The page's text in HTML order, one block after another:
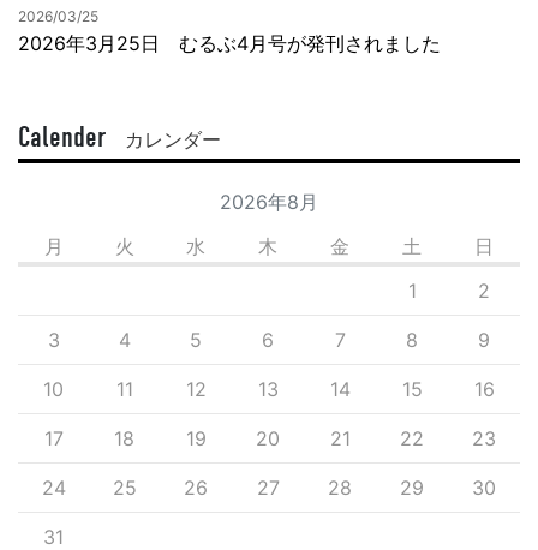
2026/03/25
2026年3月25日 むるぶ4月号が発刊されました
Calender カレンダー
2026年8月
月
火 水 木 金 土 日
1 2
3 4 5 6 7 8 9
10 11 12 13 14 15 16
17 18 19 20 21 22 23
24 25 26 27 28 29 30
31